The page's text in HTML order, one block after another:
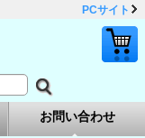
PCサイト
お問い合わせ